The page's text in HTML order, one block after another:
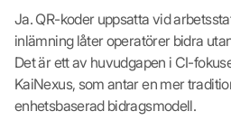
Ja. QR-koder uppsatta vid
inlämning låter operatörer bidra
Det är ett av huvudgapen i CI-
KaiNexus, som antar en mer
enhetsbaserad bidragsmodell.